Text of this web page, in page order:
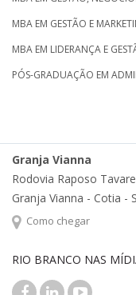
MBA EM GESTÃO E
MBA EM LIDERANÇA E
PÓS-GRADUAÇÃO EM
Granja Vianna
Rodovia Raposo
Granja Vianna - Cotia -
Como chegar
RIO BRANCO NAS